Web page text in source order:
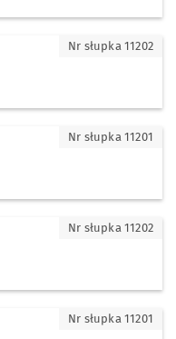
Nr słupka 11202
Nr słupka 11201
Nr słupka 11202
BorekNr słupka 11201